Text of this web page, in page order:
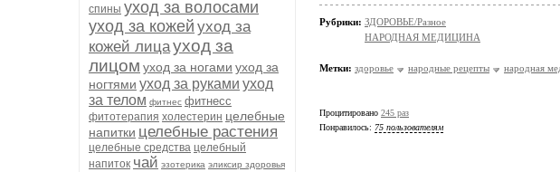
спины уход за волосами
уход за кожей уход за
кожей лицауход за
лицом уход за ногами уход за
ногтями уход за руками уход
за телом фитнес фитнесс
фитотерапия холестерин целебные
напитки целебные растения
целебные средства целебный
напиток чай эзотерика эликсир здоровья
Рубрики: ЗДОРОВЬЕ/Разное
НАРОДНАЯ МЕДИЦИНА
Метки: здоровье народные рецепты народная
Процитировано 245 раз
Понравилось: 75 пользователям